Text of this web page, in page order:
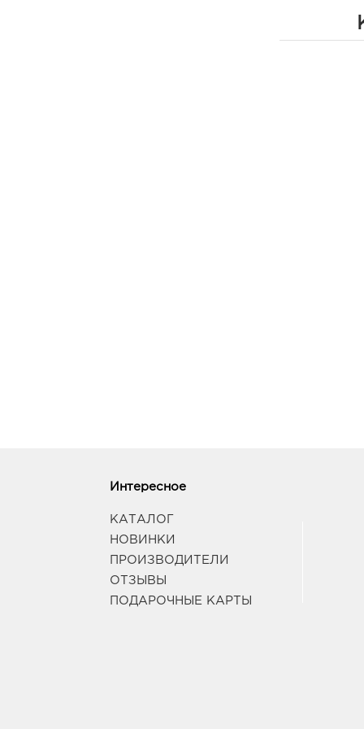
Интересное
КАТАЛОГ
НОВИНКИ
ПРОИЗВОДИТЕЛИ
ОТЗЫВЫ
ПОДАРОЧНЫЕ КАРТЫ